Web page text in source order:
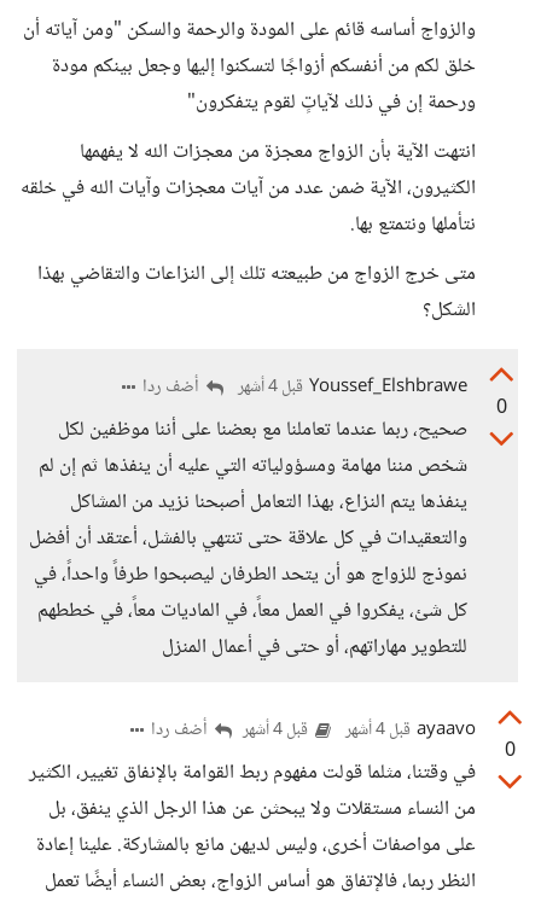
والزواج أساسه قائم على المودة والرحمة والسكن "ومن آياته أن
خلق لكم من أنفسكم أزواجًا لتسكنوا إليها وجعل بينكم مودة
ورحمة إن في ذلك لآياتٍ لقوم يتفكرون"
انتهت الآية بأن الزواج معجزة من معجزات الله لا يفهمها
الكثيرون، الآية ضمن عدد من آيات معجزات وآيات الله في خلقه
نتأملها ونتمتع بها.
متى خرج الزواج من طبيعته تلك إلى النزاعات والتقاضي بهذا
الشكل؟
0
Youssef_Elshbrawe قبل 4 أشهر أضف ردا
صحيح، ربما عندما تعاملنا مع بعضنا على أننا موظفين لكل
شخص مننا مهامة ومسؤولياته التي عليه أن ينفذها ثم إن لم
ينفذها يتم النزاع، بهذا التعامل أصبحنا نزيد من المشاكل
والتعقيدات في كل علاقة حتى تنتهي بالفشل، أعتقد أن أفضل
نموذج للزواج هو أن يتحد الطرفان ليصبحوا طرفاً واحداً، في
كل شئ، يفكروا في العمل معاً، في الماديات معاً، في خططهم
للتطوير مهاراتهم، أو حتى في أعمال المنزل
0
ayaavo قبل 4 أشهر قبل 4 أشهر أضف ردا
في وقتنا، مثلما قولت مفهوم ربط القوامة بالإنفاق تغيير، الكثير
من النساء مستقلات ولا يبحثن عن هذا الرجل الذي ينفق، بل
على مواصفات أخرى، وليس لديهن مانع بالمشاركة. علينا إعادة
النظر ربما، فالإتفاق هو أساس الزواج، بعض النساء أيضًا تعمل